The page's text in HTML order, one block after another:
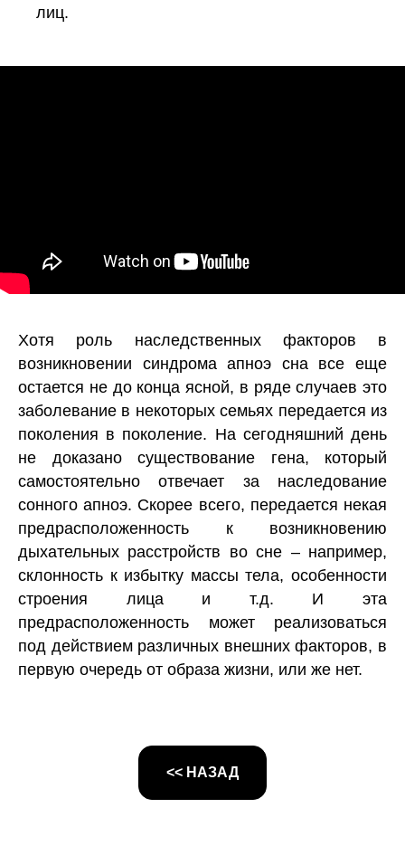
лиц.
Хотя роль наследственных факторов в
возникновении синдрома апноэ сна все еще
остается не до конца ясной, в ряде случаев это
заболевание в некоторых семьях передается из
поколения в поколение. На сегодняшний день
не доказано существование гена, который
самостоятельно отвечает за наследование
сонного апноэ. Скорее всего, передается некая
предрасположенность к возникновению
дыхательных расстройств во сне – например,
склонность к избытку массы тела, особенности
строения лица и т.д. И эта
предрасположенность может реализоваться
под действием различных внешних факторов, в
первую очередь от образа жизни, или же нет.
<< НАЗАД